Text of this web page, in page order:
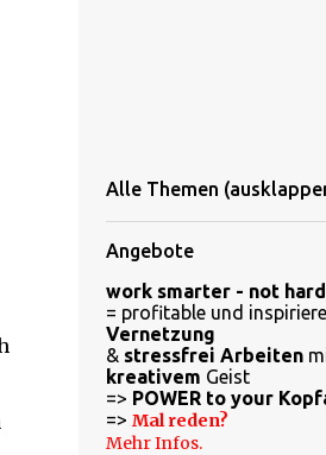
Alle Themen
Angebote
work smarter - not
= profitable und
Vernetzung
& stressfrei Arbeiten
kreativem Geist
=> POWER to your
=> Mal reden?
Mehr Infos.